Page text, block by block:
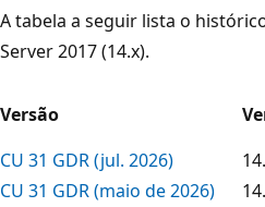
A tabela a seguir lista o
Server 2017 (14.x).
Versão
CU 31 GDR (jul. 2026)
CU 31 GDR (maio de 2026)